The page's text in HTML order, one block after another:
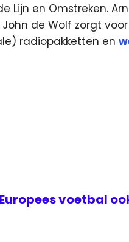
Lijn en Omstreken.
de Wolf zorgt
radiopakketten en
Europees voetbal